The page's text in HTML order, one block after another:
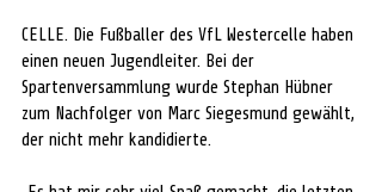
CELLE. Die Fußballer des VfL Westercelle haben
einen neuen Jugendleiter. Bei der
Spartenversammlung wurde Stephan Hübner
zum Nachfolger von Marc Siegesmund gewählt,
der nicht mehr kandidierte.